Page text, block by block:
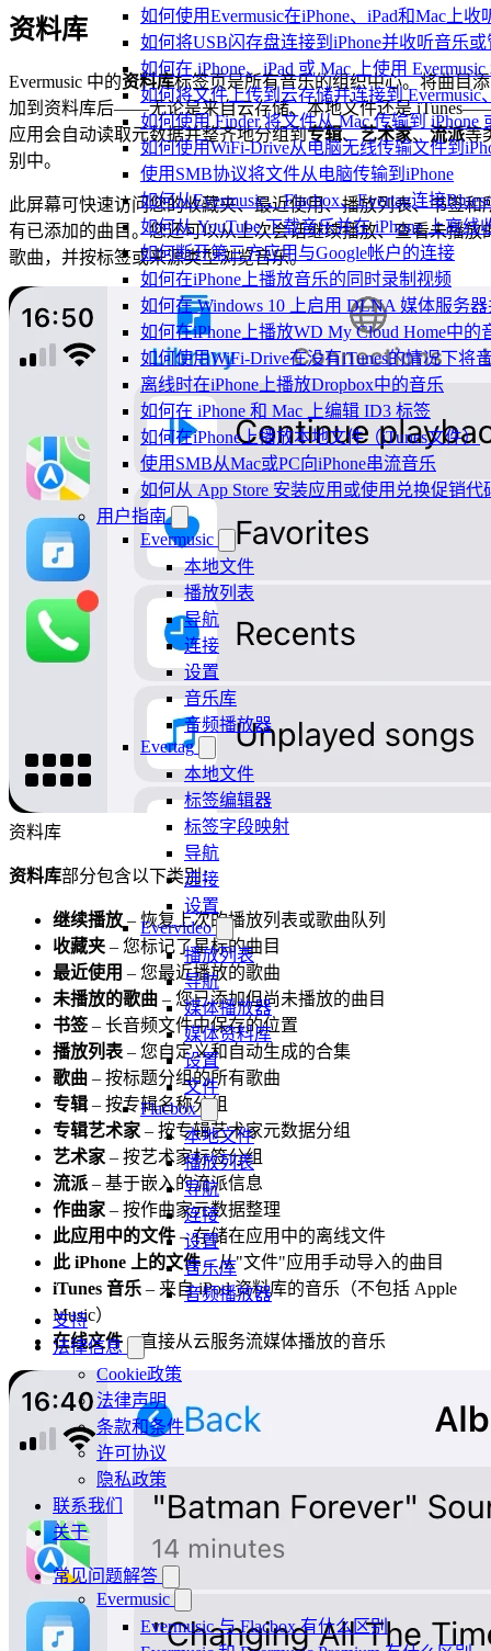
如何使用Evermusic在iPhone、iPad和Mac上收
如何将USB闪存盘连接到iPhone并收听音乐
如何在 iPhone、iPad 或 Mac 上使用
如何将文件上传到云存储并连接到 Evermusic
如何使用 Finder 将文件从 Mac 传输到 iPhone
如何使用WiFi-Drive从电脑无线传输文件到
使用SMB协议将文件从电脑传输到iPhone
如何从Evermusic、Flacbox、Evertag连接
如何从 YouTube 下载音乐并在 iPhone 上离线
如何断开第三方应用与Google帐户的连接
如何在iPhone上播放音乐的同时录制视频
如何在 Windows 10 上启用 DLNA 媒体服务
如何在iPhone上播放WD My Cloud Home中的
如何使用WiFi-Drive在没有iTunes的情况下将
离线时在iPhone上播放Dropbox中的音乐
如何在 iPhone 和 Mac 上编辑 ID3 标签
如何在iPhone上播放本地文件（iTunes文件）
使用SMB从Mac或PC向iPhone串流音乐
如何从 App Store 安装应用或使用兑换促销
用户指南
Evermusic
本地文件
播放列表
导航
连接
设置
音乐库
音频播放器
Evertag
本地文件
标签编辑器
标签字段映射
导航
连接
设置
Evervideo
播放列表
导航
媒体播放器
媒体资料库
设置
文件
Flacbox
本地文件
播放列表
导航
连接
设置
音乐库
音频播放器
支持
法律信息
Cookie政策
法律声明
条款和条件
许可协议
隐私政策
联系我们
关于
常见问题解答
Evermusic
Evermusic 与 Flacbox 有什么区别
资料库
Evermusic 中的资料库标签页是所有音乐的组织中心。将曲目添
加到资料库后——无论是来自云存储、本地文件还是
应用会自动读取元数据并整齐地分组到专辑、艺术家、流派等
别中。
此屏幕可快速访问您的收藏夹、最近使用、播放列表、书签和
有已添加的曲目。您还可以从上次会话继续播放、查看未播放
歌曲，并按标签或来源类型浏览音乐。
资料库
资料库部分包含以下类别：
继续播放 – 恢复上次的播放列表或歌曲队列
收藏夹 – 您标记了星标的曲目
最近使用 – 您最近播放的歌曲
未播放的歌曲 – 您已添加但尚未播放的曲目
书签 – 长音频文件中保存的位置
播放列表– 您自定义和自动生成的合集
歌曲 – 按标题分组的所有歌曲
专辑 – 按专辑名称分组
专辑艺术家 – 按专辑艺术家元数据分组
艺术家 – 按艺术家标签分组
流派 – 基于嵌入的流派信息
作曲家 – 按作曲家元数据整理
此应用中的文件 – 存储在应用中的离线文件
此 iPhone 上的文件– 从"文件"应用手动导入的曲目
iTunes 音乐 – 来自 iPod 资料库的音乐（不包括 Apple
Music）
在线文件 – 直接从云服务流媒体播放的音乐